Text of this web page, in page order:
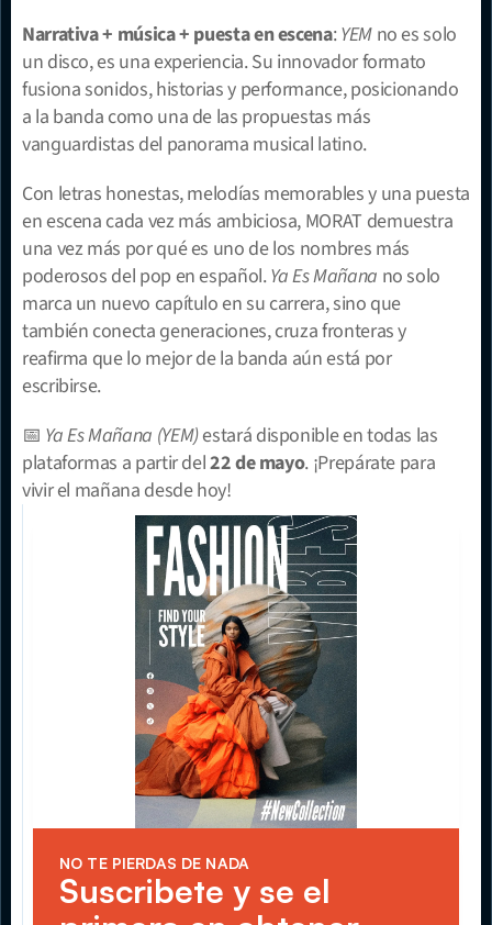
Narrativa + música + puesta en escena: YEM no es solo
un disco, es una experiencia. Su innovador formato
fusiona sonidos, historias y performance, posicionando
a la banda como una de las propuestas más
vanguardistas del panorama musical latino.
Con letras honestas, melodías memorables y una puesta
en escena cada vez más ambiciosa, MORAT demuestra
una vez más por qué es uno de los nombres más
poderosos del pop en español. Ya Es Mañana no solo
marca un nuevo capítulo en su carrera, sino que
también conecta generaciones, cruza fronteras y
reafirma que lo mejor de la banda aún está por
escribirse.
📅 Ya Es Mañana (YEM) estará disponible en todas las
plataformas a partir del 22 de mayo. ¡Prepárate para
vivir el mañana desde hoy!
NO TE PIERDAS DE NADA
Suscribete y se el